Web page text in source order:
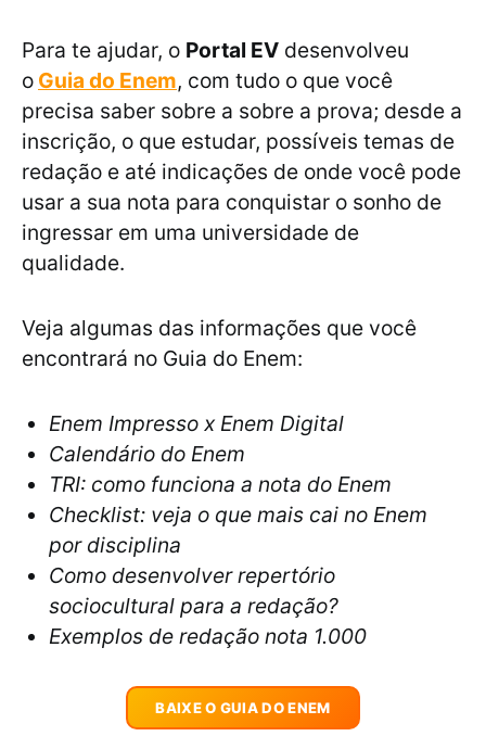
Para te ajudar, o Portal EV desenvolveu
o Guia do Enem, com tudo o que você
precisa saber sobre a sobre a prova; desde a
inscrição, o que estudar, possíveis temas de
redação e até indicações de onde você pode
usar a sua nota para conquistar o sonho de
ingressar em uma universidade de
qualidade.
Veja algumas das informações que você
encontrará no Guia do Enem:
Enem Impresso x Enem Digital
Calendário do Enem
TRI: como funciona a nota do Enem
Checklist: veja o que mais cai no Enem
por disciplina
Como desenvolver repertório
sociocultural para a redação?
Exemplos de redação nota 1.000
BAIXE O GUIA DO ENEM